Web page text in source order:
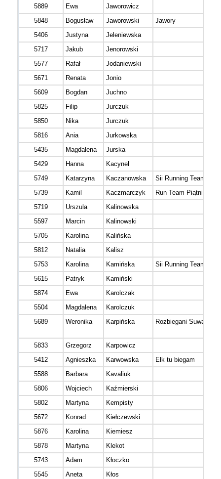
5889
Ewa
Jaworowicz
5848
Bogusław Jaworowski
Jawory
5406
Justyna
Jeleniewska
5717
Jakub
Jenorowski
5577
Rafał
Jodaniewski
5671
Renata
Jonio
5609
Bogdan
Juchno
5825
Filip
Jurczuk
5850
Nika
Jurczuk
5816
Ania
Jurkowska
5435
Magdalena
Jurska
5429
Hanna
Kacynel
5749
Katarzyna Kaczanowska
Sii Running Team
5739
Kamil Kaczmarczyk
Run Team Piątnica
5719
Urszula
Kalinowska
5597
Marcin
Kalinowski
5705
Karolina
Kalińska
5812
Natalia
Kalisz
5753
Karolina Kamińska
Sii Running Team
5615
Patryk
Kamiński
5874
Ewa
Karolczak
5504
Magdalena
Karolczuk
5689
Weronika Karpińska Rozbiegani Suwałki
5833
Grzegorz
Karpowicz
5412
Agnieszka Karwowska
Ełk tu biegam
5588
Barbara
Kavaliuk
5806
Wojciech
Kaźmierski
5802
Martyna
Kempisty
5672
Konrad
Kiełczewski
5876
Karolina
Kiemiesz
5878
Martyna
Klekot
5743
Adam
Kłoczko
5545
Aneta
Kłos